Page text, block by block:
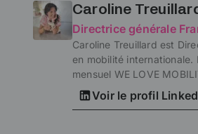
Caroline
Directrice générale
Caroline Treuillard est
en mobilité
mensuel WE LOVE
Voir le profil